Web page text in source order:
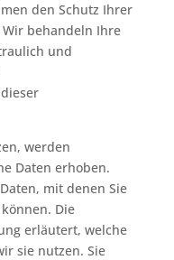
den Schutz Ihrer
behandeln Ihre
und
werden
Daten erhoben.
mit denen Sie
Die
erläutert, welche
sie nutzen. Sie